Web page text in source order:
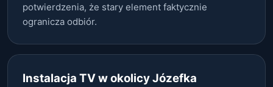
potwierdzenia, że stary element faktycznie
ogranicza odbiór.
Instalacja TV w okolicy Józefka